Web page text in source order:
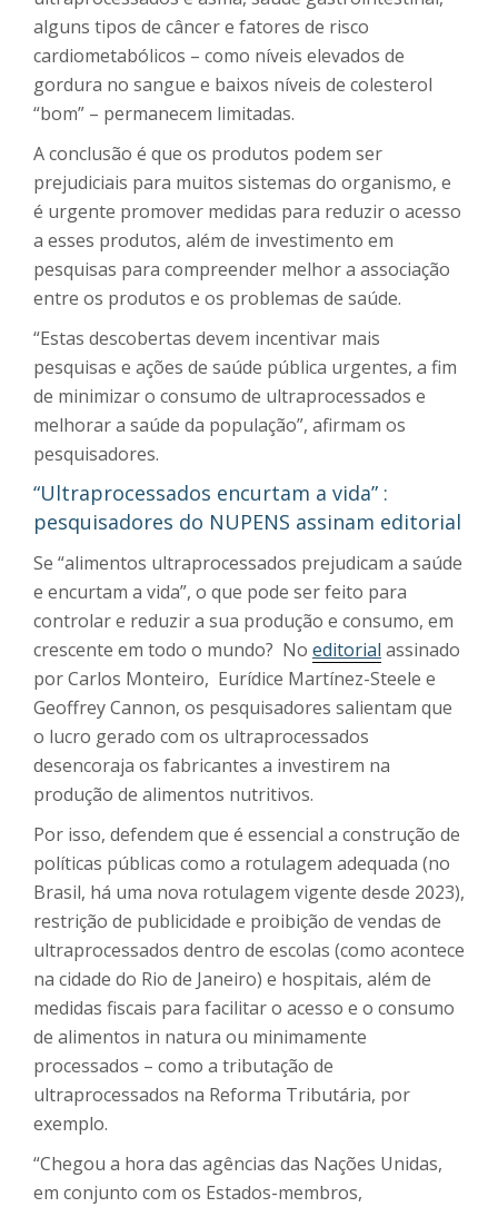
alguns tipos de câncer e fatores de risco
cardiometabólicos – como níveis elevados de
gordura no sangue e baixos níveis de colesterol
“bom” – permanecem limitadas.
A conclusão é que os produtos podem ser
prejudiciais para muitos sistemas do organismo, e
é urgente promover medidas para reduzir o acesso
a esses produtos, além de investimento em
pesquisas para compreender melhor a associação
entre os produtos e os problemas de saúde.
“Estas descobertas devem incentivar mais
pesquisas e ações de saúde pública urgentes, a fim
de minimizar o consumo de ultraprocessados ​​e
melhorar a saúde da população”, afirmam os
pesquisadores.
“Ultraprocessados encurtam a vida” :
pesquisadores do NUPENS assinam editorial
Se “alimentos ultraprocessados ​​prejudicam a saúde
e encurtam a vida”, o que pode ser feito para
controlar e reduzir a sua produção e consumo, em
crescente em todo o mundo? No editorial assinado
por Carlos Monteiro, Eurídice Martínez-Steele e
Geoffrey Cannon, os pesquisadores salientam que
o lucro gerado com os ultraprocessados
desencoraja os fabricantes a investirem na
produção de alimentos nutritivos.
Por isso, defendem que é essencial a construção de
políticas públicas como a rotulagem adequada (no
Brasil, há uma nova rotulagem vigente desde 2023),
restrição de publicidade e proibição de vendas de
ultraprocessados dentro de escolas (como acontece
na cidade do Rio de Janeiro) e hospitais, além de
medidas fiscais para facilitar o acesso e o consumo
de alimentos in natura ou minimamente
processados – como a tributação de
ultraprocessados na Reforma Tributária, por
exemplo.
“Chegou a hora das agências das Nações Unidas,
em conjunto com os Estados-membros,